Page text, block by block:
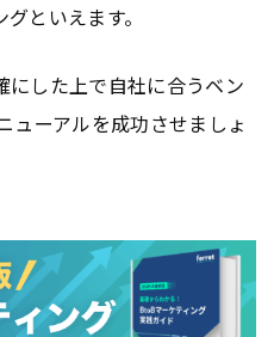
といえます。
した上で自社に合うベン
ューアルを成功させましょ